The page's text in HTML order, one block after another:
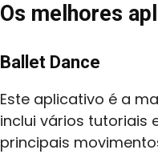
Os melhores
Ballet Dance
Este aplicativo é a
inclui vários tutoriais
principais